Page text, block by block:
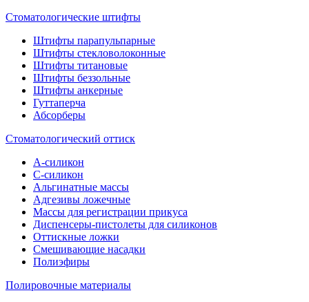
Стоматологические штифты
Штифты парапульпарные
Штифты стекловолоконные
Штифты титановые
Штифты беззольные
Штифты анкерные
Гуттаперча
Абсорберы
Стоматологический оттиск
А-силикон
C-силикон
Альгинатные массы
Адгезивы ложечные
Массы для регистрации прикуса
Диспенсеры-пистолеты для силиконов
Оттискные ложки
Смешивающие насадки
Полиэфиры
Полировочные материалы